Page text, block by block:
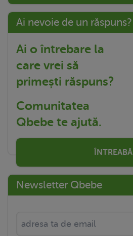
Ai nevoie de un răspuns?
Ai o întrebare la
care vrei să
primești răspuns?
Comunitatea
Qbebe te ajută.
ÎNTREABĂ
Newsletter Qbebe